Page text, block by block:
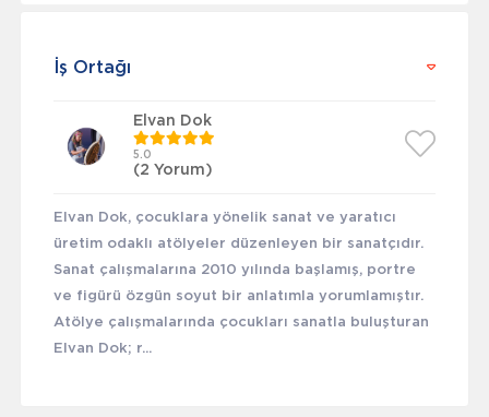
İş Ortağı
Elvan Dok
5.0
(2 Yorum)
Elvan Dok, çocuklara yönelik sanat ve yaratıcı
üretim odaklı atölyeler düzenleyen bir sanatçıdır.
Sanat çalışmalarına 2010 yılında başlamış, portre
ve figürü özgün soyut bir anlatımla yorumlamıştır.
Atölye çalışmalarında çocukları sanatla buluşturan
Elvan Dok; r...